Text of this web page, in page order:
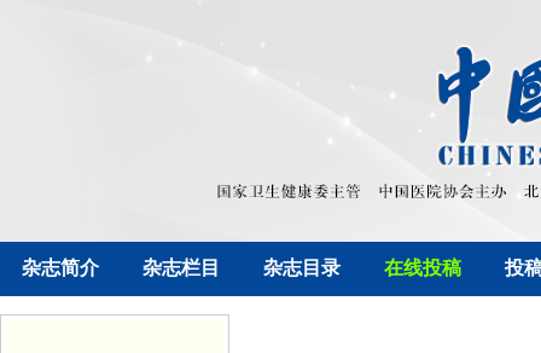
杂志简介 杂志栏目 杂志目录 在线投稿 投